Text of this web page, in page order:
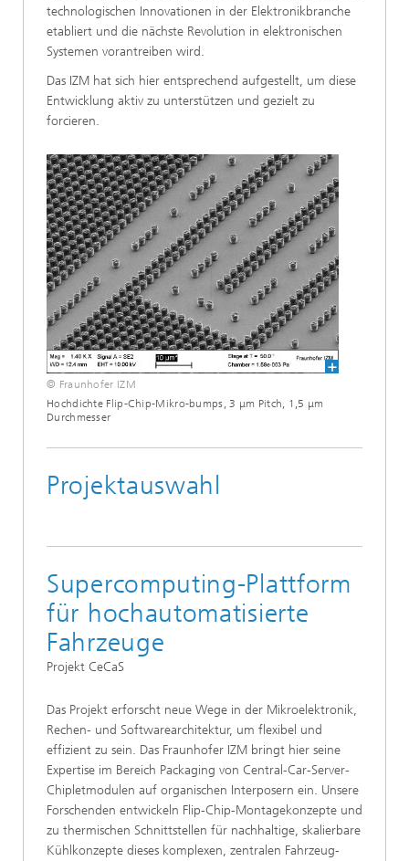
technologischen Innovationen in der Elektronikbranche
etabliert und die nächste Revolution in elektronischen
Systemen vorantreiben wird.
Das IZM hat sich hier entsprechend aufgestellt, um diese
Entwicklung aktiv zu unterstützen und gezielt zu
forcieren.
© Fraunhofer IZM
Hochdichte Flip-Chip-Mikro-bumps, 3 μm Pitch, 1,5 μm
Durchmesser
Projektauswahl
Supercomputing-Plattform
für hochautomatisierte
Fahrzeuge
Projekt CeCaS
Das Projekt erforscht neue Wege in der Mikroelektronik,
Rechen- und Softwarearchitektur, um flexibel und
effizient zu sein. Das Fraunhofer IZM bringt hier seine
Expertise im Bereich Packaging von Central-Car-Server-
Chipletmodulen auf organischen Interposern ein. Unsere
Forschenden entwickeln Flip-Chip-Montagekonzepte und
zu thermischen Schnittstellen für nachhaltige, skalierbare
Kühlkonzepte dieses komplexen, zentralen Fahrzeug-